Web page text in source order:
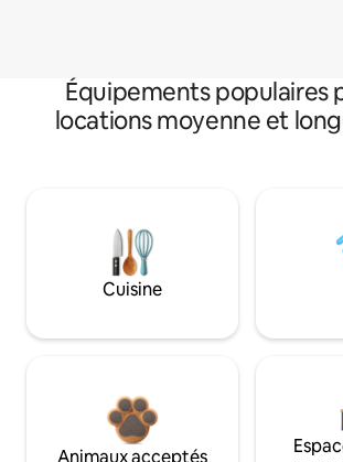
Équipements populaires
locations moyenne et
Cuisine
Animaux acceptés